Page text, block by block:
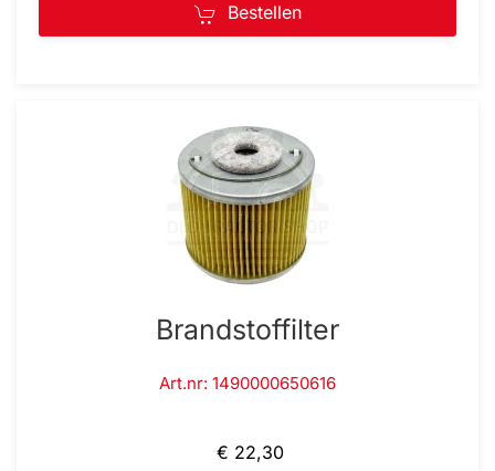
Bestellen
Brandstoffilter
Art.nr: 1490000650616
€ 22,30